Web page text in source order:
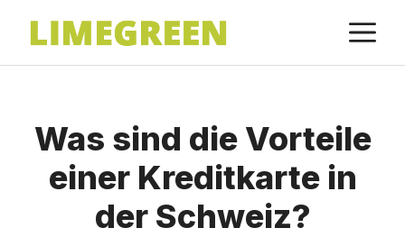
Inhalt
springen
Was sind die Vorteile
einer Kreditkarte in
der Schweiz?